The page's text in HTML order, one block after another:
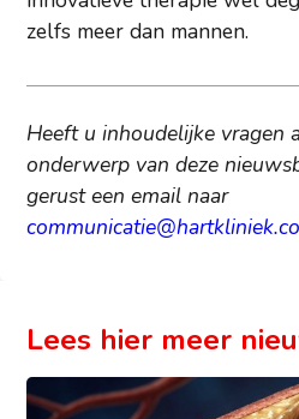
zelfs meer dan mannen.
Heeft u inhoudelijke vragen
onderwerp van deze
gerust een email naar
Lees hier meer